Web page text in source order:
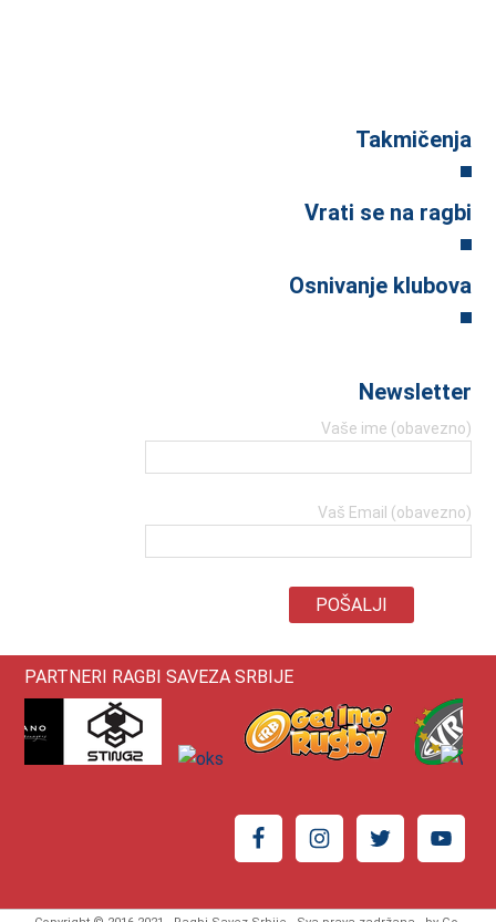
Takmičenja
Vrati se na ragbi
Osnivanje klubova
Newsletter
Vaše ime (obavezno)
Vaš Email (obavezno)
PARTNERI RAGBI SAVEZA SRBIJE